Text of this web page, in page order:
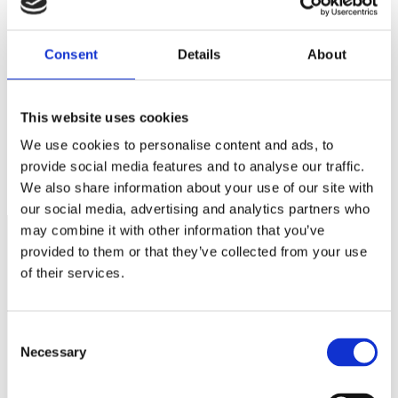
Consent Details About
This website uses cookies
We use cookies to personalise content and ads, to
provide social media features and to analyse our traffic.
We also share information about your use of our site with
our social media, advertising and analytics partners who
may combine it with other information that you’ve
provided to them or that they’ve collected from your use
of their services.
Selection
Necessary
Spara mitt namn, min e-postadress och webbplats i denna
Arbetsgivaravgiften – de sju hemliga skatterna
Familjevecka – en dyr reform för småföretagarna och
samhället
Näringspolitik